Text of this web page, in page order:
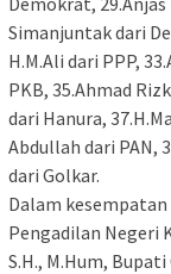
Simanjuntak dari
H.M.Ali dari PPP,
PKB, 35.Ahmad
dari Hanura,
Abdullah dari PAN,
dari Golkar.
Dalam
Pengadilan Negeri
S.H., M.Hum,